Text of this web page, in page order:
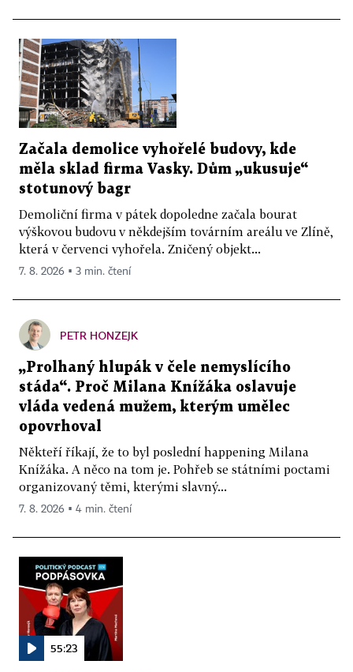
Začala demolice vyhořelé budovy, kde
měla sklad firma Vasky. Dům „ukusuje“
stotunový bagr
Demoliční firma v pátek dopoledne začala bourat
výškovou budovu v někdejším továrním areálu ve Zlíně,
která v červenci vyhořela. Zničený objekt...
7. 8. 2026 ▪ 3 min. čtení
PETR HONZEJK
„Prolhaný hlupák v čele nemyslícího
stáda“. Proč Milana Knížáka oslavuje
vláda vedená mužem, kterým umělec
opovrhoval
Někteří říkají, že to byl poslední happening Milana
Knížáka. A něco na tom je. Pohřeb se státními poctami
organizovaný těmi, kterými slavný...
7. 8. 2026 ▪ 4 min. čtení
55:23